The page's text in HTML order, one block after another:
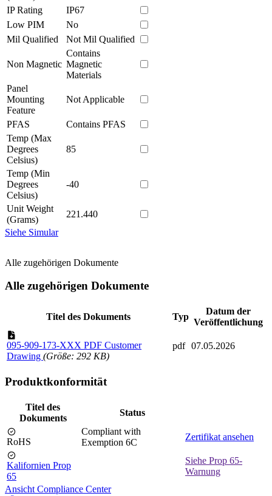
IP Rating
IP67
Low PIM
No
Mil Qualified
Not Mil Qualified
Non Magnetic
Contains
Magnetic
Materials
Panel
Mounting
Feature
Not Applicable
PFAS
Contains PFAS
Temp (Max
Degrees
Celsius)
85
Temp (Min
Degrees
Celsius)
-40
Unit Weight
(Grams)
221.440
Siehe Simular
Alle zugehörigen Dokumente
Alle zugehörigen Dokumente
Titel des Dokuments Typ
Datum der
Veröffentlichung
095-909-173-XXX PDF Customer
Drawing (Größe: 292 KB)
pdf 07.05.2026
Produktkonformität
Titel des
Dokuments
Status
RoHS
Compliant with
Exemption 6C
Zertifikat ansehen
Kalifornien Prop
65
Siehe Prop 65-
Warnung
Ansicht Compliance Center